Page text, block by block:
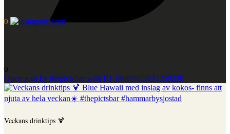
0
0
Open post by thepictsbar with ID 18089822831259230
Veckans drinktips 🍹